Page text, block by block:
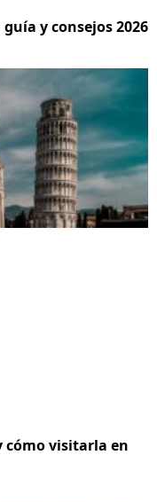
y consejos 2026
cómo visitarla en